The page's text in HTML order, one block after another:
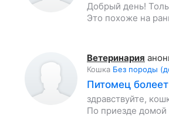
Добрый день!
Это похоже на
Ветеринария
Кошка Без породы
Питомец
здравствуйте,
По приезде домой